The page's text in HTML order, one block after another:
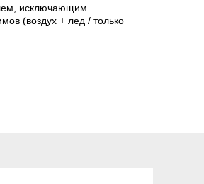
исключающим
(воздух + лед / только